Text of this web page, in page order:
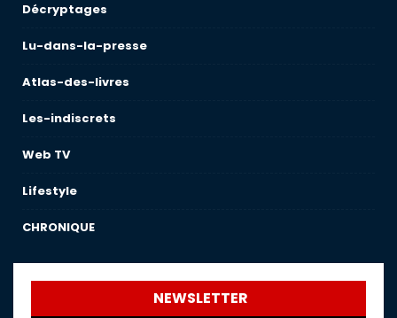
Décryptages
Lu-dans-la-presse
Atlas-des-livres
Les-indiscrets
Web TV
Lifestyle
CHRONIQUE
NEWSLETTER